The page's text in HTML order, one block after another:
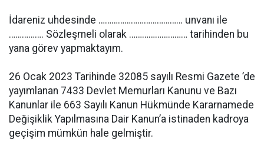
İdareniz uhdesinde ………………………………… unvanı ile
……………. Sözleşmeli olarak ……………………… tarihinden bu
yana görev yapmaktayım.
26 Ocak 2023 Tarihinde 32085 sayılı Resmi Gazete ’de
yayımlanan 7433 Devlet Memurları Kanunu ve Bazı
Kanunlar ile 663 Sayılı Kanun Hükmünde Kararnamede
Değişiklik Yapılmasına Dair Kanun’a istinaden kadroya
geçişim mümkün hale gelmiştir.